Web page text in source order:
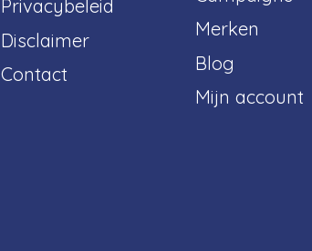
Privacybeleid
Disclaimer
Contact
Merken
Blog
Mijn account